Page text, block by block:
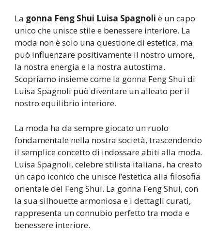
La gonna Feng Shui Luisa Spagnoli è un capo
unico che unisce stile e benessere interiore. La
moda non è solo una questione di estetica, ma
può influenzare positivamente il nostro umore,
la nostra energia e la nostra autostima.
Scopriamo insieme come la gonna Feng Shui di
Luisa Spagnoli può diventare un alleato per il
nostro equilibrio interiore.
La moda ha da sempre giocato un ruolo
fondamentale nella nostra società, trascendendo
il semplice concetto di indossare abiti alla moda.
Luisa Spagnoli, celebre stilista italiana, ha creato
un capo iconico che unisce l’estetica alla filosofia
orientale del Feng Shui. La gonna Feng Shui, con
la sua silhouette armoniosa e i dettagli curati,
rappresenta un connubio perfetto tra moda e
benessere interiore.